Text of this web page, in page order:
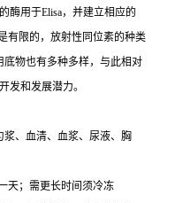
酶用于Elisa，并建立相应的
有限的，放射性同位素的种类
底物也有多种多样，与此相对
发和发展潜力。
、血清、血浆、尿液、胸
天；需更长时间须冷冻